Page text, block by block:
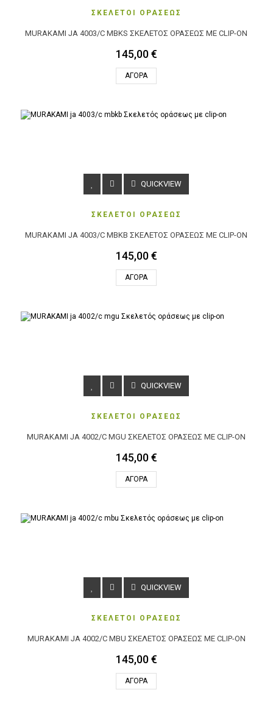
ΣΚΕΛΕΤΟΙ ΟΡΑΣΕΩΣ
MURAKAMI JA 4003/C MBKS ΣΚΕΛΕΤΌΣ ΟΡΆΣΕΩΣ ΜΕ CLIP-ON
145,00 €
ΑΓΟΡΆ
QUICKVIEW
ΣΚΕΛΕΤΟΙ ΟΡΑΣΕΩΣ
MURAKAMI JA 4003/C MBKB ΣΚΕΛΕΤΌΣ ΟΡΆΣΕΩΣ ΜΕ CLIP-ON
145,00 €
ΑΓΟΡΆ
QUICKVIEW
ΣΚΕΛΕΤΟΙ ΟΡΑΣΕΩΣ
MURAKAMI JA 4002/C MGU ΣΚΕΛΕΤΌΣ ΟΡΆΣΕΩΣ ΜΕ CLIP-ON
145,00 €
ΑΓΟΡΆ
QUICKVIEW
ΣΚΕΛΕΤΟΙ ΟΡΑΣΕΩΣ
MURAKAMI JA 4002/C MBU ΣΚΕΛΕΤΌΣ ΟΡΆΣΕΩΣ ΜΕ CLIP-ON
145,00 €
ΑΓΟΡΆ